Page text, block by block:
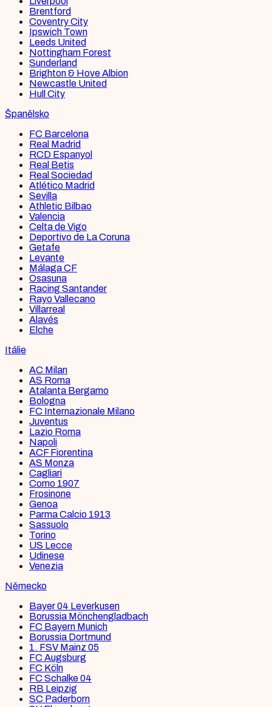
Brentford
Coventry City
Ipswich Town
Leeds United
Nottingham Forest
Sunderland
Brighton & Hove Albion
Newcastle United
Hull City
Španělsko
FC Barcelona
Real Madrid
RCD Espanyol
Real Betis
Real Sociedad
Atlético Madrid
Sevilla
Athletic Bilbao
Valencia
Celta de Vigo
Deportivo de La Coruna
Getafe
Levante
Málaga CF
Osasuna
Racing Santander
Rayo Vallecano
Villarreal
Alavés
Elche
Itálie
AC Milan
AS Roma
Atalanta Bergamo
Bologna
FC Internazionale Milano
Juventus
Lazio Roma
Napoli
ACF Fiorentina
AS Monza
Cagliari
Como 1907
Frosinone
Genoa
Parma Calcio 1913
Sassuolo
Torino
US Lecce
Udinese
Venezia
Německo
Bayer 04 Leverkusen
Borussia Mönchengladbach
FC Bayern Munich
Borussia Dortmund
1. FSV Mainz 05
FC Augsburg
FC Köln
FC Schalke 04
RB Leipzig
SC Paderborn